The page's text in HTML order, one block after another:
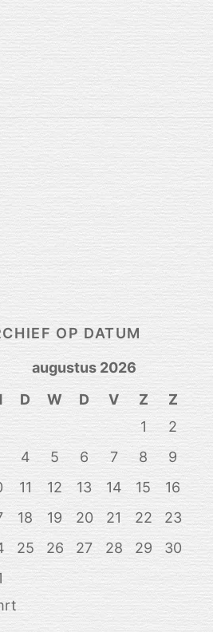
OP DATUM
augustus 2026
D W D V Z
Z
1
2
4 5 6 7 8
9
11 12 13 14 15
16
18 19 20 21 22
23
25 26 27 28 29
30